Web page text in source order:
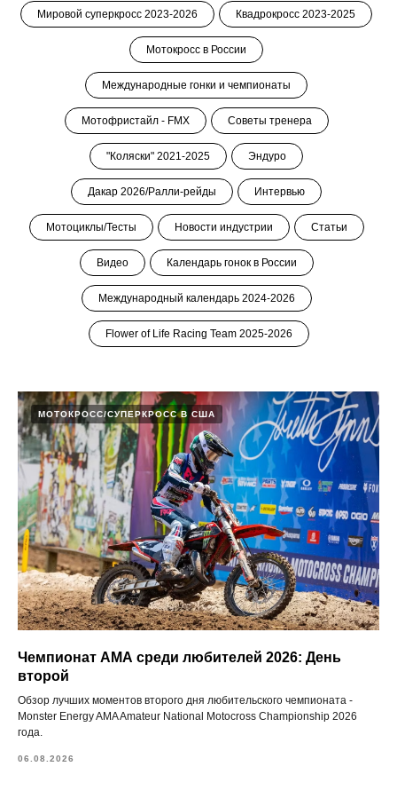
Мировой суперкросс 2023-2026 Квадрокросс 2023-2025
Мотокросс в России
Международные гонки и чемпионаты
Мотофристайл - FMX Советы тренера
"Коляски" 2021-2025 Эндуро
Дакар 2026/Ралли-рейды Интервью
Мотоциклы/Тесты Новости индустрии Статьи
Видео Календарь гонок в России
Международный календарь 2024-2026
Flower of Life Racing Team 2025-2026
МОТОКРОСС/СУПЕРКРОСС В США
Чемпионат АМА среди любителей 2026: День
второй
Обзор лучших моментов второго дня любительского чемпионата -
Monster Energy AMA Amateur National Motocross Championship 2026
года.
06.08.2026